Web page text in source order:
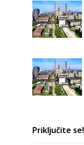
Priključite se!